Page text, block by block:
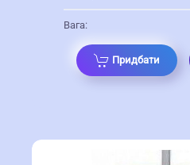
Вага:
Придбати